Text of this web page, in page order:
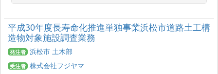
平成30年度長寿命化推進単独事業浜松市道路土工構
造物対象施設調査業務
発注者 浜松市 土木部
受注者 株式会社フジヤマ